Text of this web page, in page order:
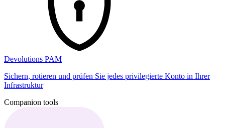
Devolutions PAM
Sichern, rotieren und prüfen Sie jedes privilegierte Konto in Ihrer
Infrastruktur
Companion tools